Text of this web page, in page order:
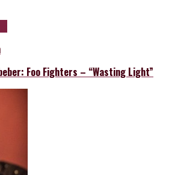
Foo Fighters – “Wasting Light”